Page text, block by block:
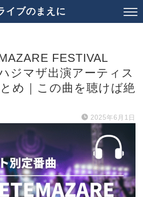
イブのまえに
FESTIVAL
ジマザ出演アーティス
め｜この曲を聴けば絶
2025年6月1日